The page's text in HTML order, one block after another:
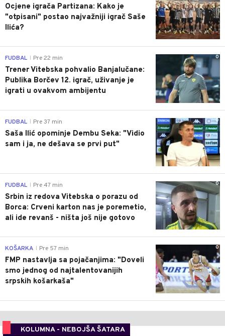
Ocjene igrača Partizana: Kako je
"otpisani" postao najvažniji igrač Saše
Ilića?
0
FUDBAL Pre 22 min
Trener Vitebska pohvalio Banjalučane:
Publika Borčev 12. igrač, uživanje je
igrati u ovakvom ambijentu
0
FUDBAL Pre 37 min
Saša Ilić opominje Dembu Seka: "Vidio
sam i ja, ne dešava se prvi put"
0
FUDBAL Pre 47 min
Srbin iz redova Vitebska o porazu od
Borca: Crveni karton nas je poremetio,
ali ide revanš - ništa još nije gotovo
0
KOŠARKA Pre 57 min
FMP nastavlja sa pojačanjima: "Doveli
smo jednog od najtalentovanijih
srpskih košarkaša"
KOLUMNA - NEBOJŠA ŠATARA